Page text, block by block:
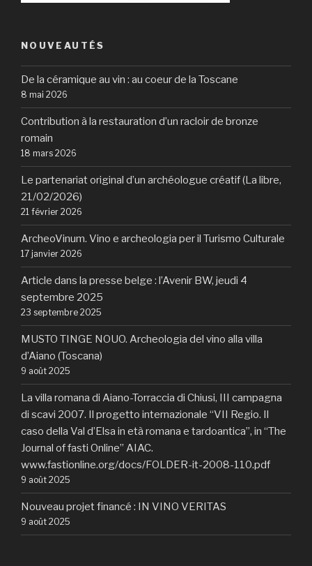
NOUVEAUTÉS
De la céramique au vin : au coeur de la Toscane
8 mai 2026
Contribution à la restauration d’un racloir de bronze
romain
18 mars 2026
Le partenariat original d’un archéologue créatif (La libre,
21/02/2026)
21 février 2026
ArcheoVinum. Vino e archeologia per il Turismo Culturale
17 janvier 2026
Article dans la presse belge : l’Avenir BW, jeudi 4
septembre 2025
23 septembre 2025
MUSTO TINGE NOUO. Archeologia del vino alla villa
d’Aiano (Toscana)
9 août 2025
La villa romana di Aiano-Torraccia di Chiusi, III campagna
di scavi 2007. Il progetto internazionale “VII Regio. Il
caso della Val d’Elsa in età romana e tardoantica”, in “The
Journal of fasti Online” AIAC.
www.fastionline.org/docs/FOLDER-it-2008-110.pdf
9 août 2025
Nouveau projet financé : IN VINO VERITAS
9 août 2025